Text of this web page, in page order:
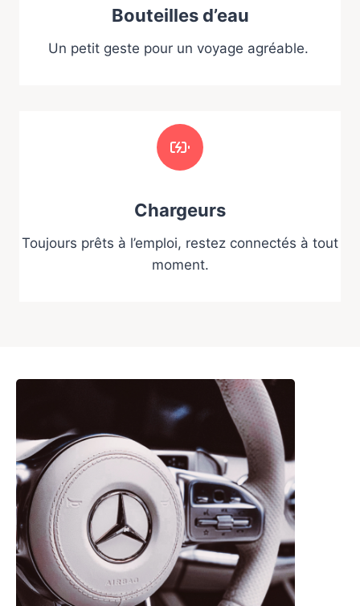
Bouteilles d’eau
Un petit geste pour un voyage agréable.
Chargeurs
Toujours prêts à l’emploi, restez connectés à tout
moment.